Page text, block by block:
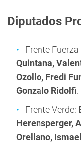
Diputados
Frente
Quintana,
Ozollo, Fredi
Gonzalo Ridolfi.
Frente Verde:
Herensperger,
Orellano,